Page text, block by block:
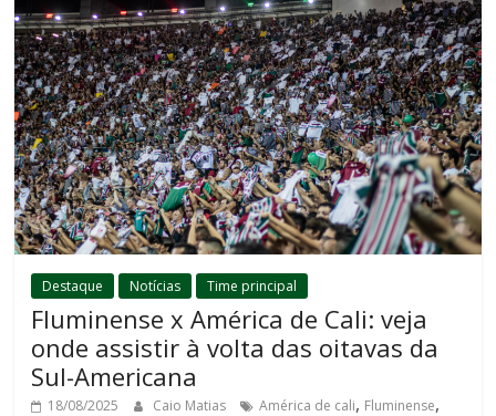
Destaque Notícias Time principal
Fluminense x América de Cali: veja
onde assistir à volta das oitavas da
Sul-Americana
18/08/2025 Caio Matias América de cali, Fluminense,